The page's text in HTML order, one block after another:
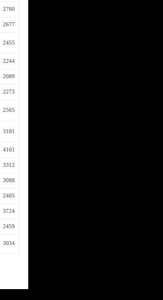
2780
2677
2455
2244
2089
2273
2565
3181
4161
3312
3088
2405
3724
2459
3034